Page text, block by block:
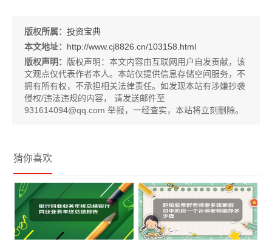
版权所属： 投资宝典
本文地址： http://www.cj8826.cn/103158.html
版权声明： 版权声明： 本文内容由互联网用户自发贡献，该
文观点仅代表作者本人。本站仅提供信息存储空间服务，不
拥有所有权，不承担相关法律责任。如发现本站有涉嫌抄袭
侵权/违法违规的内容， 请发送邮件至
931614094@qq.com 举报，一经查实，本站将立刻删除。
猜你喜欢